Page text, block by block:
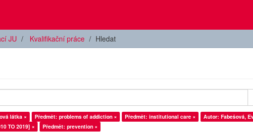
JU Kvalifikační práce Hledat
látka × Předmět: problems of addiction × Předmět: institutional care ×
Autor: Fabešová,
TO 2019] × Předmět: prevention ×